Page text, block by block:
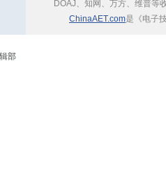
DOAJ、知网、万方、维普等
ChinaAET.com是《电子
部